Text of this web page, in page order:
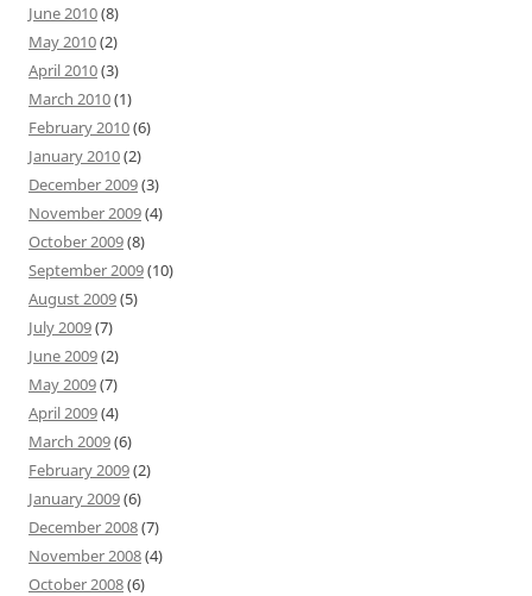
June 2010(8)
May 2010(2)
April 2010(3)
March 2010(1)
February 2010(6)
January 2010(2)
December 2009(3)
November 2009(4)
October 2009(8)
September 2009(10)
August 2009(5)
July 2009(7)
June 2009(2)
May 2009(7)
April 2009(4)
March 2009(6)
February 2009(2)
January 2009(6)
December 2008(7)
November 2008(4)
October 2008(6)